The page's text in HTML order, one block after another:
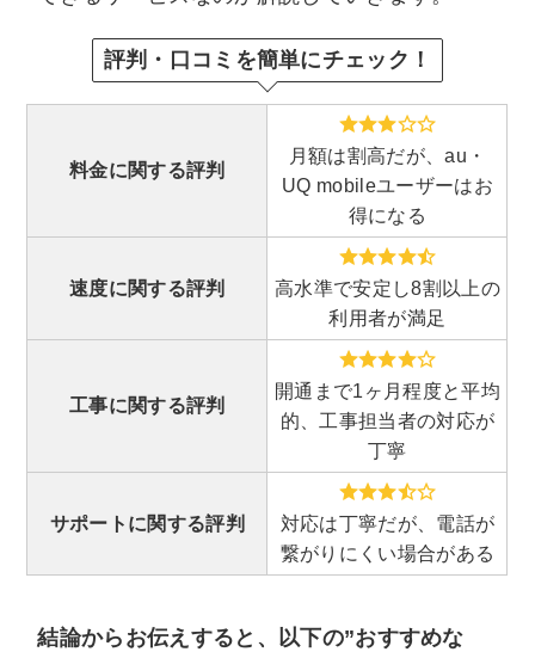
評判・口コミを簡単にチェック！
料金に関する評判
月額は割高だが、au・
UQ mobileユーザーはお
得になる
速度に関する評判
高水準で安定し8割以上の
利用者が満足
工事に関する評判
開通まで1ヶ月程度と平均
的、工事担当者の対応が
丁寧
サポートに関する評判
対応は丁寧だが、電話が
繋がりにくい場合がある
結論からお伝えすると、以下の”おすすめな